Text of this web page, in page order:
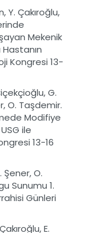
Y. Çakıroğlu,
Mekenik
Hastanın
Kongresi 13-
G.
O. Taşdemir.
Modifiye
ile
13-16
Şener, O.
Sunumu 1.
Günleri
E.